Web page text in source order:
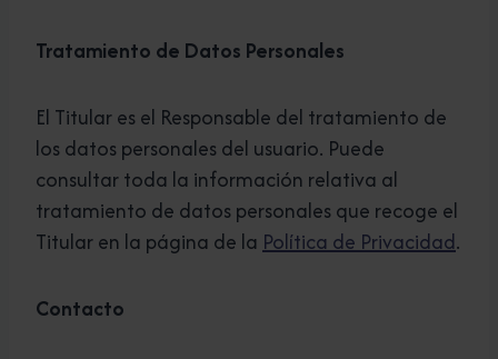
Tratamiento de Datos Personales
El Titular es el Responsable del tratamiento de
los datos personales del usuario. Puede
consultar toda la información relativa al
tratamiento de datos personales que recoge el
Titular en la página de la Política de Privacidad.
Contacto